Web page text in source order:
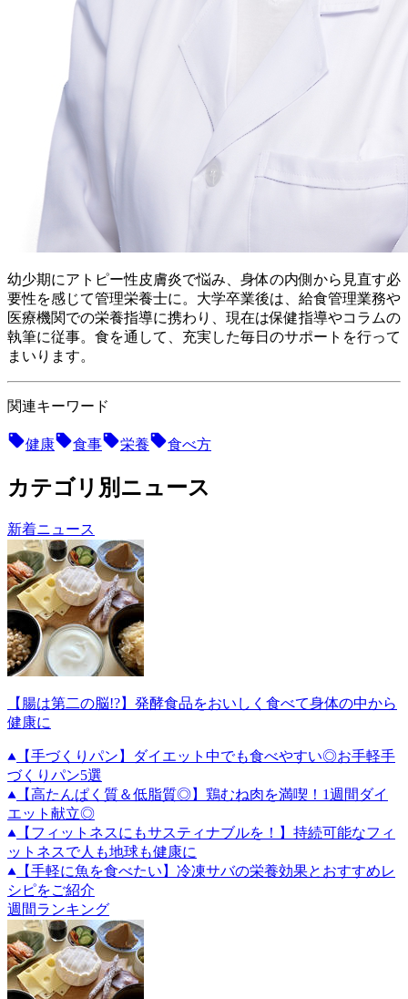
幼少期にアトピー性皮膚炎で悩み、身体の内側から見直す必
要性を感じて管理栄養士に。 大学卒業後は、給食管理業務や
医療機関での栄養指導に携わり、現在は保健指導やコラムの
執筆に従事。食を通して、充実した毎日のサポートを行って
まいります。
関連キーワード
健康 食事 栄養 食べ方
カテゴリ別ニュース
新着ニュース
【腸は第二の脳!?】発酵食品をおいしく食べて身体の中から
健康に
【手づくりパン】ダイエット中でも食べやすい◎お手軽手
づくりパン5選
【高たんぱく質＆低脂質◎】鶏むね肉を満喫！1週間ダイ
エット献立◎
【フィットネスにもサスティナブルを！】持続可能なフィ
ットネスで人も地球も健康に
【手軽に魚を食べたい】冷凍サバの栄養効果とおすすめレ
シピをご紹介
週間ランキング